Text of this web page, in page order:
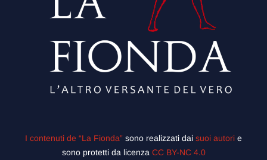
I contenuti de “La Fionda” sono realizzati dai suoi autori e
sono protetti da licenza CC BY-NC 4.0